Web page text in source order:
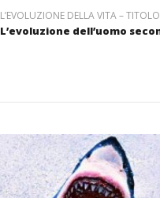
L’EVOLUZIONE DELLA VITA –
L’evoluzione dell’uomo